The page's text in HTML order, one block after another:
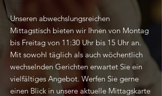
Unseren abwechslungsreichen
Mittagstisch bieten wir Ihnen von Montag
bis Freitag von 11:30 Uhr bis 15 Uhr an.
Mit sowohl täglich als auch wöchentlich
wechselnden Gerichten erwartet Sie ein
vielfältiges Angebot. Werfen Sie gerne
einen Blick in unsere aktuelle Mittagskarte